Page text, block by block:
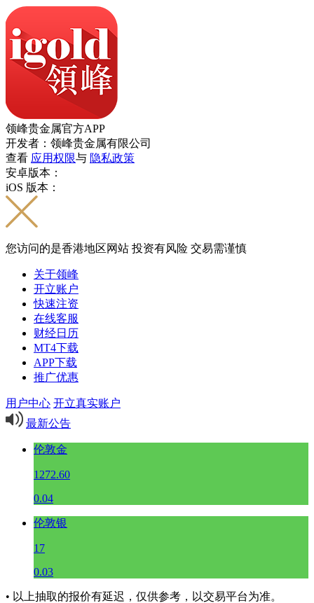
领峰贵金属官方APP
开发者：领峰贵金属有限公司
查看 应用权限与 隐私政策
安卓版本：
iOS 版本：
您访问的是香港地区网站 投资有风险 交易需谨慎
关于领峰
开立账户
快速注资
在线客服
财经日历
MT4下载
APP下载
推广优惠
用户中心 开立真实账户
最新公告
伦敦金
1272.60
0.04
伦敦银
17
0.03
• 以上抽取的报价有延迟，仅供参考，以交易平台为准。